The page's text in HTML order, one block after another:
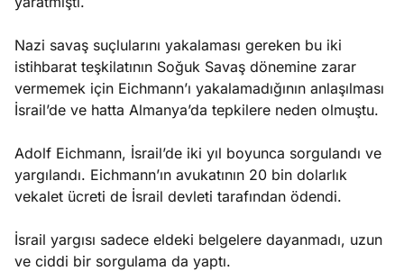
Nazi savaş suçlularını yakalaması gereken bu iki
istihbarat teşkilatının Soğuk Savaş dönemine zarar
vermemek için Eichmann’ı yakalamadığının anlaşılması
İsrail’de ve hatta Almanya’da tepkilere neden olmuştu.
Adolf Eichmann, İsrail’de iki yıl boyunca sorgulandı ve
yargılandı. Eichmann’ın avukatının 20 bin dolarlık
vekalet ücreti de İsrail devleti tarafından ödendi.
İsrail yargısı sadece eldeki belgelere dayanmadı, uzun
ve ciddi bir sorgulama da yaptı.